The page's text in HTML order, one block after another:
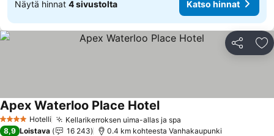
Näytä hinnat 4 sivustolta Katso hinnat
Jaa
4 Tähtiluokitus
Hotelli Kellarikerroksen uima-allas ja spa
Apex Waterloo Place Hotel
8,9 Loistava 16 243 0.4 km kohteesta Vanhakaupunki